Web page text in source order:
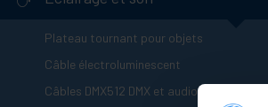
Plateau tournant pour objets
Câble électroluminescent
Câbles DMX512 DMX et audio